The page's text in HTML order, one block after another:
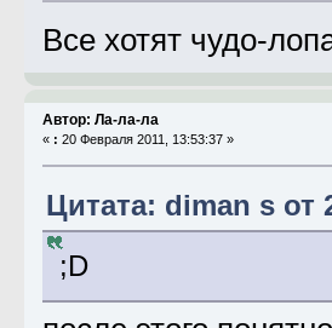
Все хотят чудо-
Автор: Ла-ла-ла
« : 20 Февраля 2011, 13:53:37 »
Цитата: diman s от
;D